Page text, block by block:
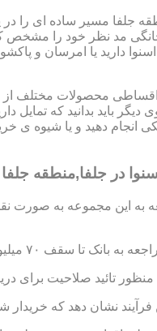
جلفا مسیر ساده ای را
مد نظر خود را مشخص
دارید یا امرسان و
محصولات مختلف از
باید بدانید که تمایل
انجام دهید و یا شیوه ی
در جلفا,منطقه جلفا
به این مجموعه به صورت
اقساط خود را به صورت ۶ تا ۱۲ ماهه پرداخت نمایند.
تائید صلاحیت برای
فرآیند نشان دهد که